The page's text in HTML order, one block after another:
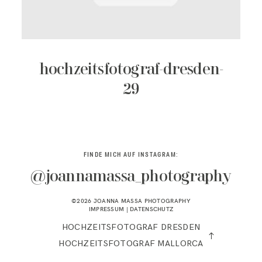
hochzeitsfotograf-dresden-
29
FINDE MICH AUF INSTAGRAM:
@joannamassa_photography
©2026 JOANNA MASSA PHOTOGRAPHY
IMPRESSUM | DATENSCHUTZ
HOCHZEITSFOTOGRAF DRESDEN
HOCHZEITSFOTOGRAF MALLORCA